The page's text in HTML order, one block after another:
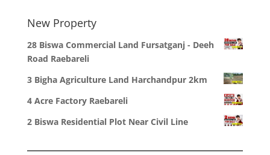
New Property
28 Biswa Commercial Land Fursatganj - Deeh
Road Raebareli
3 Bigha Agriculture Land Harchandpur 2km
4 Acre Factory Raebareli
2 Biswa Residential Plot Near Civil Line